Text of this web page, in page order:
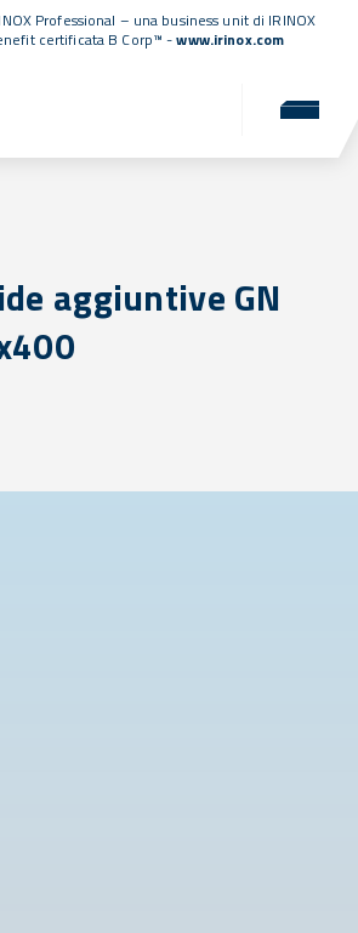
Professional – una business unit di IRINOX
certificata B Corp™ -www.irinox.com
aggiuntive GN